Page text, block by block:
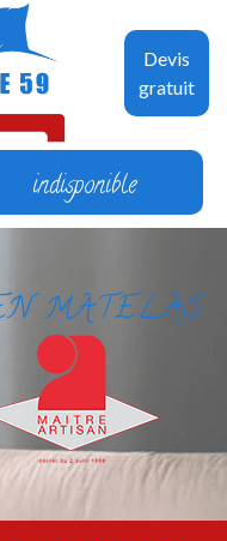
Devis
gratuit
indisponible
MATELAS